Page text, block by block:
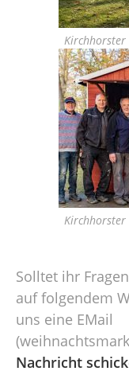
Kirchhorster
Kirchhorster
Solltet ihr
auf folgendem
uns eine EMail
Nachricht